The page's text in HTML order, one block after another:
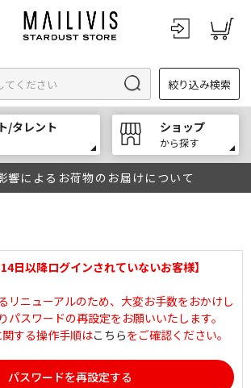
絞り込み検索
/タレント ショップ
から探す
響によるお荷物のお届けについて
14日以降ログインされていないお客様】
リニューアルのため、大変お手数をおかけし
パスワードの再設定をお願いいたします。
する操作手順はこちらをご確認ください。
パスワードを再設定する